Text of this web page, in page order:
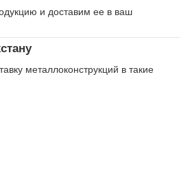
и доставим ее в ваш
металлоконструкций в такие